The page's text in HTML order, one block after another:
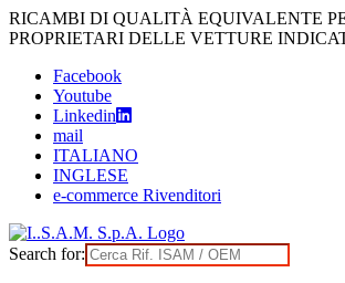
Skip
to
RICAMBI DI QUALITÀ EQUIVALENTE
PROPRIETARI DELLE VETTURE
Facebook
Youtube
Linkedin
mail
ITALIANO
INGLESE
e-commerce Rivenditori
Search for: